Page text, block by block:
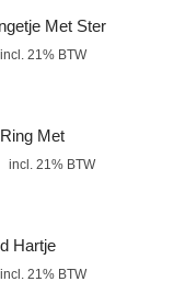
Met Ster
incl. 21% BTW
Met
incl. 21% BTW
Hartje
incl. 21% BTW